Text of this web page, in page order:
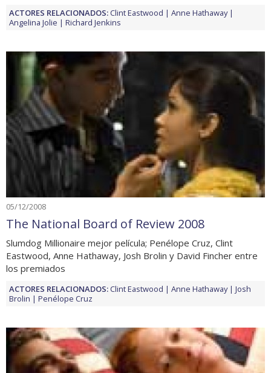
ACTORES RELACIONADOS:Clint Eastwood
Anne Hathaway
Angelina Jolie
Richard Jenkins
05/12/2008
The National Board of Review 2008
Slumdog Millionaire mejor película; Penélope Cruz, Clint
Eastwood, Anne Hathaway, Josh Brolin y David Fincher entre
los premiados
ACTORES RELACIONADOS:Clint Eastwood Anne Hathaway
Josh
Brolin
Penélope Cruz